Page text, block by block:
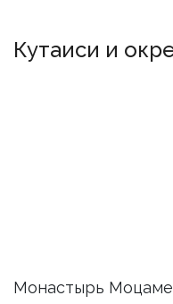
Кутаиси и
Монастырь